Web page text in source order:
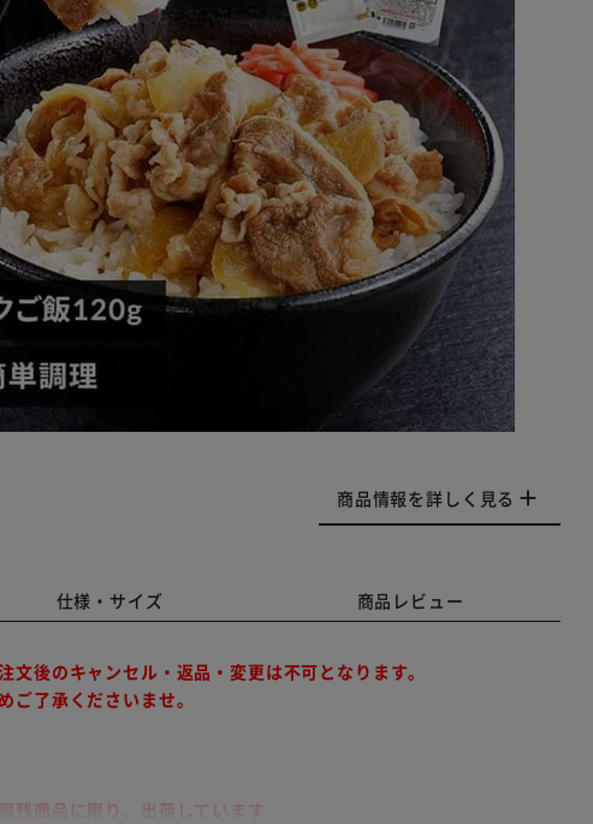
商品情報を詳しく見る
仕様・サイズ 商品レビュー
後のキャンセル・返品・変更は不可となります。
ご了承くださいませ。
残商品に限り、出荷しています